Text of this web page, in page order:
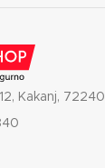
Kakanj, 72240